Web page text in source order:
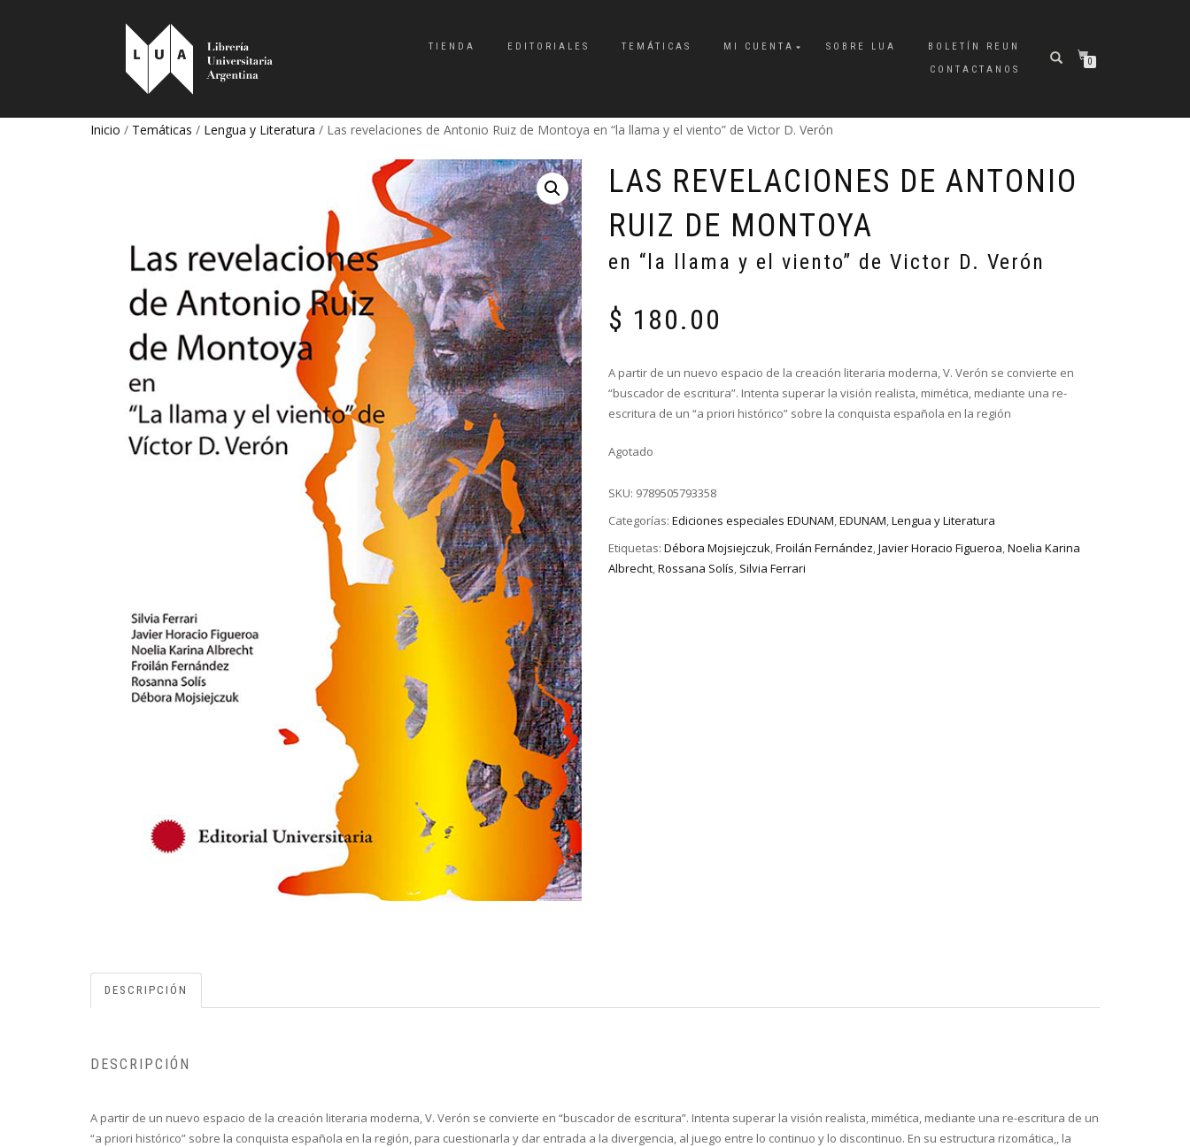
TIENDA EDITORIALES TEMÁTICAS MI CUENTA SOBRE LUA
BOLETÍN REUN
CONTACTANOS
0
Inicio / Temáticas / Lengua y Literatura / Las revelaciones de Antonio Ruiz de Montoya en “la llama y el viento” de Victor D. Verón
LAS REVELACIONES DE ANTONIO
RUIZ DE MONTOYA
en “la llama y el viento” de Victor D. Verón
$ 180.00
A partir de un nuevo espacio de la creación literaria moderna, V. Verón se convierte en
“buscador de escritura”. Intenta superar la visión realista, mimética, mediante una re-
escritura de un “a priori histórico” sobre la conquista española en la región
Agotado
SKU: 9789505793358
Categorías: Ediciones especiales EDUNAM,EDUNAM,Lengua y Literatura
Etiquetas: Débora Mojsiejczuk,Froilán Fernández,Javier Horacio Figueroa,Noelia Karina
Albrecht,Rossana Solís, Silvia Ferrari
DESCRIPCIÓN
DESCRIPCIÓN
A partir de un nuevo espacio de la creación literaria moderna, V. Verón se convierte en “buscador de escritura”. Intenta superar la visión realista, mimética, mediante una re-escritura de un
“a priori histórico” sobre la conquista española en la región, para cuestionarla y dar entrada a la divergencia, al juego entre lo continuo y lo discontinuo. En su estructura rizomática,, la